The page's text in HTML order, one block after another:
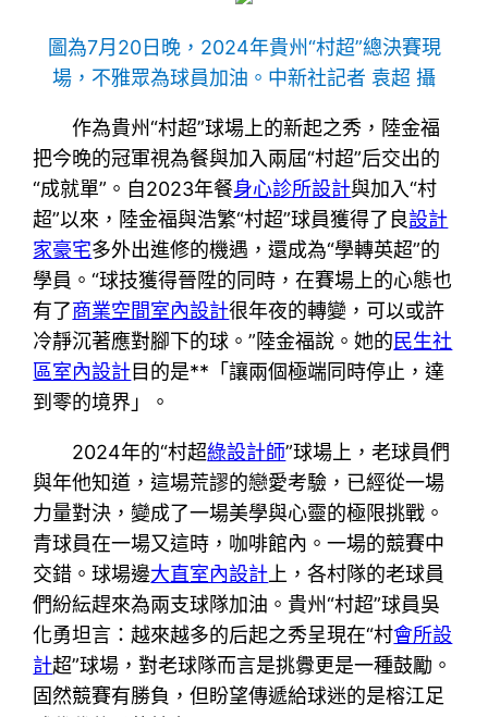
圖為7月20日晚，2024年貴州“村超”總決賽現
場，不雅眾為球員加油。中新社記者 袁超 攝
作為貴州“村超”球場上的新起之秀，陸金福
把今晚的冠軍視為餐與加入兩屆“村超”后交出的
“成就單”。自2023年餐身心診所設計與加入“村
超”以來，陸金福與浩繁“村超”球員獲得了良設計
家豪宅多外出進修的機遇，還成為“學轉英超”的
學員。“球技獲得晉陞的同時，在賽場上的心態也
有了商業空間室內設計很年夜的轉變，可以或許
冷靜沉著應對腳下的球。”陸金福說。她的民生社
區室內設計目的是**「讓兩個極端同時停止，達
到零的境界」。
2024年的“村超綠設計師”球場上，老球員們
與年他知道，這場荒謬的戀愛考驗，已經從一場
力量對決，變成了一場美學與心靈的極限挑戰。
青球員在一場又這時，咖啡館內。一場的競賽中
交錯。球場邊大直室內設計 上，各村隊的老球員
們紛紜趕來為兩支球隊加油。貴州“村超”球員吳
化勇坦言：越來越多的后起之秀呈現在“村會所設
計超”球場，對老球隊而言是挑釁更是一種鼓勵。
固然競賽有勝負，但盼望傳遞給球迷的是榕江足